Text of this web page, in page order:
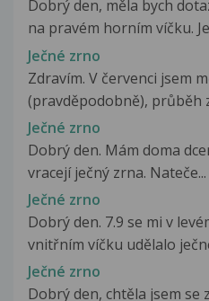
Dobrý den, měla bych
na pravém horním víčku.
Ječné zrno
Zdravím. V červenci jsem
(pravděpodobně), průběh
Ječné zrno
Dobrý den. Mám doma
vracejí ječný zrna. Nateče...
Ječné zrno
Dobrý den. 7.9 se mi v
vnitřním víčku udělalo
Ječné zrno
Dobrý den, chtěla jsem se